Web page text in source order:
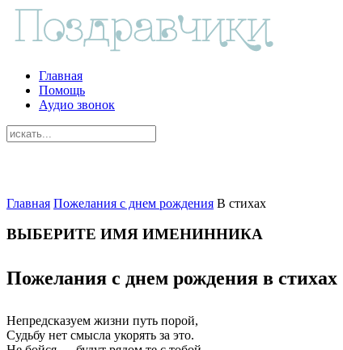
Главная
Помощь
Аудио звонок
Главная Пожелания с днем рождения В стихах
ВЫБЕРИТЕ ИМЯ ИМЕНИННИКА
Пожелания с днем рождения в стихах
Непредсказуем жизни путь порой,
Судьбу нет смысла укорять за это.